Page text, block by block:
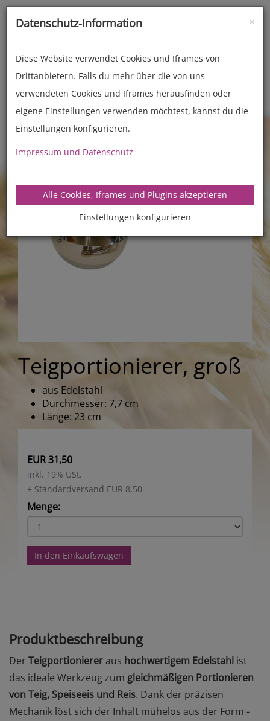
Toggle
Teigportionierer, groß
aus Edelstahl
Durchmesser: 7,7 cm
Länge: 23 cm
EUR 31,50
inkl. 19% USt.
+ Standardversand EUR 8,50
Menge:
In den Einkaufswagen
Produktbeschreibung
Der Teigportioniereraus hochwertigem Edelstahl ist
das ideale Werkzeug zum gleichmäßigen Portionieren
von Teig, Speiseeis und Reis. Dank der präzisen
Mechanik löst sich der Inhalt mühelos aus der Form -
×
Datenschutz-Information
Diese Website verwendet Cookies und Iframes von
Drittanbietern. Falls du mehr über die von uns
verwendeten Cookies und Iframes herausfinden oder
eigene Einstellungen verwenden möchtest, kannst du die
Einstellungen konfigurieren.
Impressum und Datenschutz
Alle Cookies, Iframes und Plugins akzeptieren
Einstellungen konfigurieren